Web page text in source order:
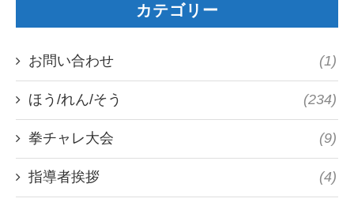
カテゴリー
お問い合わせ (1)
ほう/れん/そう (234)
拳チャレ大会 (9)
指導者挨拶 (4)